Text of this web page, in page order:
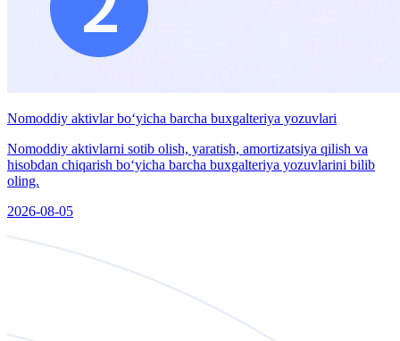
Nomoddiy aktivlar boʻyicha barcha buxgalteriya yozuvlari
Nomoddiy aktivlarni sotib olish, yaratish, amortizatsiya qilish va
hisobdan chiqarish boʻyicha barcha buxgalteriya yozuvlarini bilib
oling.
2026-08-05